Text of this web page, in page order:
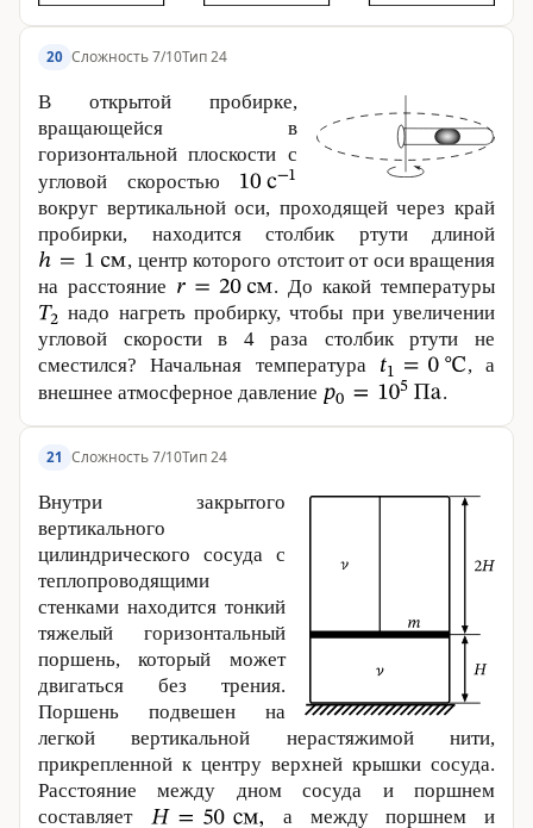
20 Сложность 7/10Тип 24
В открытой пробирке,
вращающейся в
горизонтальной плоскости с
угловой скоростью
вокруг вертикальной оси, проходящей через край
пробирки, находится столбик ртути длиной
, центр которого отстоит от оси вращения
на расстояние
. До какой температуры
надо нагреть пробирку, чтобы при увеличении
угловой скорости в 4 раза столбик ртути не
сместился? Начальная температура
, а
внешнее атмосферное давление
.
21 Сложность 7/10Тип 24
Внутри закрытого
вертикального
цилиндрического сосуда с
теплопроводящими
стенками находится тонкий
тяжелый горизонтальный
поршень, который может
двигаться без трения.
Поршень подвешен на
легкой вертикальной нерастяжимой нити,
прикрепленной к центру верхней крышки сосуда.
Расстояние между дном сосуда и поршнем
составляет
а между поршнем и